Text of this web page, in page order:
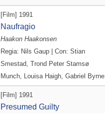
[Film] 1991
Naufragio
Haakon Haakonsen
Regia: Nils Gaup | Con: Stian
Smestad, Trond Peter Stamsø
Munch, Louisa Haigh, Gabriel Byrne
[Film] 1991
Presumed Guilty